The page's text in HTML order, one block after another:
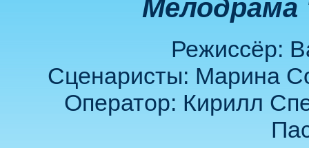
Мелодрама
Режиссёр:
Сценаристы: Марина
Оператор: Кирилл